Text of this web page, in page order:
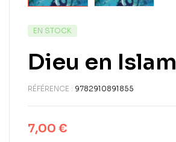
EN STOCK
Dieu en Islam
RÉFÉRENCE : 9782910891855
7,00 €